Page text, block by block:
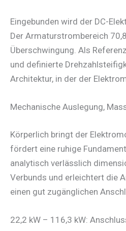
Eingebunden wird der DC-
Der Armaturstrombereich
Überschwingung. Als
und definierte
Architektur, in der der
Mechanische Auslegung,
Körperlich bringt der
fördert eine ruhige
analytisch verlässlich
Verbunds und erleichtert die
einen gut zugänglichen
22,2 kW – 116,3 kW: